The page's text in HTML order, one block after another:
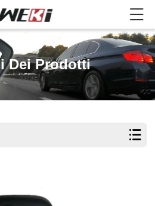
Dei Prodotti